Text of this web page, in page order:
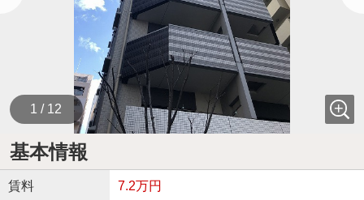
1 / 12
基本情報
賃料 7.2万円